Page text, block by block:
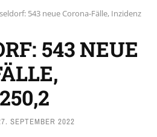
543 neue Corona-Fälle, Inzidenz
543 NEUE
SEPTEMBER 2022